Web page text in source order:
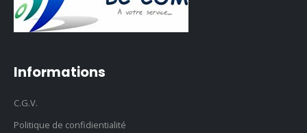
Informations
C.G.V.
Politique de confidientialité